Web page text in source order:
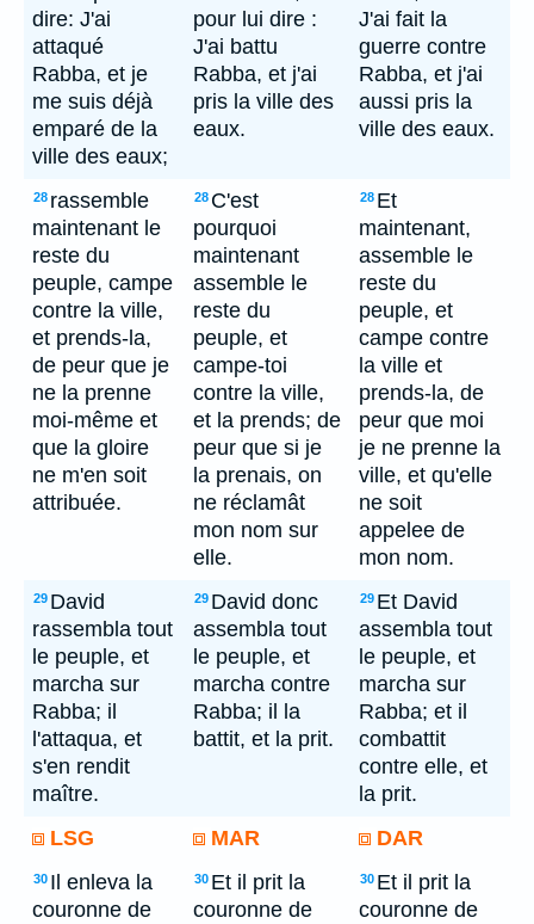
dire: J'ai
attaqué
Rabba, et je
me suis déjà
emparé de la
ville des eaux;
pour lui dire :
J'ai battu
Rabba, et j'ai
pris la ville des
eaux.
J'ai fait la
guerre contre
Rabba, et j'ai
aussi pris la
ville des eaux.
28 rassemble
maintenant le
reste du
peuple, campe
contre la ville,
et prends-la,
de peur que je
ne la prenne
moi-même et
que la gloire
ne m'en soit
attribuée.
28 C'est
pourquoi
maintenant
assemble le
reste du
peuple, et
campe-toi
contre la ville,
et la prends; de
peur que si je
la prenais, on
ne réclamât
mon nom sur
elle.
28 Et
maintenant,
assemble le
reste du
peuple, et
campe contre
la ville et
prends-la, de
peur que moi
je ne prenne la
ville, et qu'elle
ne soit
appelee de
mon nom.
29 David
rassembla tout
le peuple, et
marcha sur
Rabba; il
l'attaqua, et
s'en rendit
maître.
29 David donc
assembla tout
le peuple, et
marcha contre
Rabba; il la
battit, et la prit.
29 Et David
assembla tout
le peuple, et
marcha sur
Rabba; et il
combattit
contre elle, et
la prit.
LSG
MAR DAR
30 Il enleva la
couronne de
30 Et il prit la
couronne de
30 Et il prit la
couronne de